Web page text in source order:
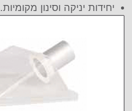
יחידות יניקה וסינון מקומיות.